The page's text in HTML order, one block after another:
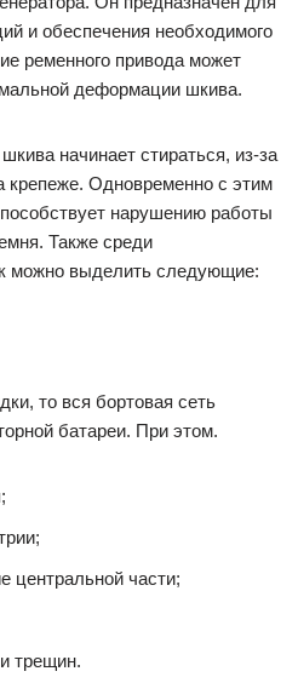
и обеспечения необходимого
ременного привода может
деформации шкива.
начинает стираться, из-за
крепеже. Одновременно с этим
нарушению работы
Также среди
можно выделить следующие:
то вся бортовая сеть
батареи. При этом.
центральной части;
трещин.